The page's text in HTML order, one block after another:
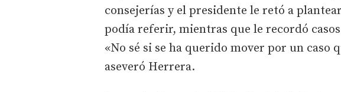
consejerías y el presidente le retó a
podía referir, mientras que le recordó
«No sé si se ha querido mover por un caso
aseveró Herrera.